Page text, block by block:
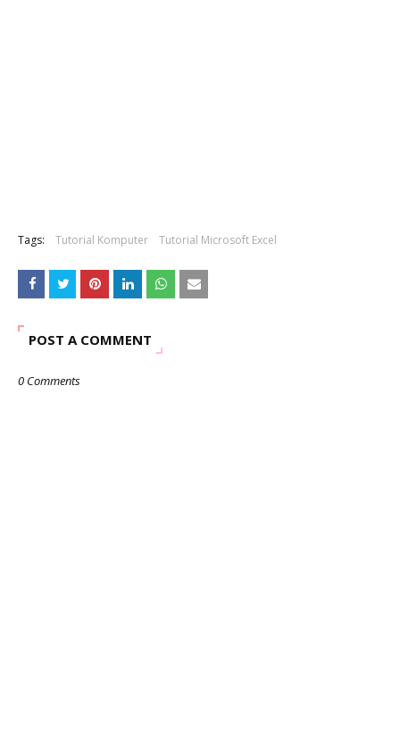
Tags: Tutorial Komputer Tutorial Microsoft Excel
POST A COMMENT
0 Comments